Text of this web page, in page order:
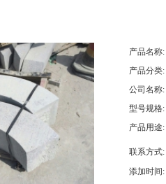
产品名称:
产品分类:
公司名称:
型号规格:
产品用途:
联系方式:
添加时间: